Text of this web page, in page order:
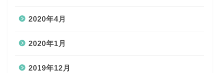
2020年4月
2020年1月
2019年12月